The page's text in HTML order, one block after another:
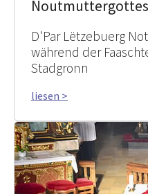
Noutmuttergottes
D'Par Lëtzebuerg
während der
Stadgronn
liesen >